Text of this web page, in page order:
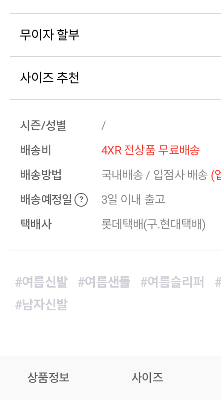
무이자 할부
사이즈 추천
시즌/성별
/
배송비
4XR 전상품 무료배송
배송방법
국내배송 / 입점사 배송 (
배송예정일
?
3일 이내 출고
택배사
롯데택배(구.현대택배)
#여름신발 #여름샌들 #여름슬리퍼
#남자신발
상품정보 사이즈